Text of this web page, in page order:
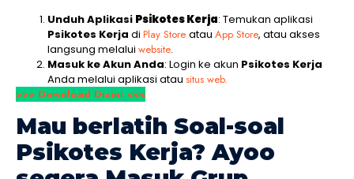
Unduh Aplikasi Psikotes Kerja: Temukan aplikasi
Psikotes Kerja di Play Store atau App Store, atau akses
langsung melalui website.
Masuk ke Akun Anda: Login ke akun Psikotes Kerja
Anda melalui aplikasi atau situs web.
>>> Download Disini <<<
Mau berlatih Soal-soal
Psikotes Kerja? Ayoo